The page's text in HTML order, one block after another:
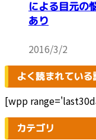
による目元の
あり
2016/3/2
よく読まれている
[wpp
カテゴリ